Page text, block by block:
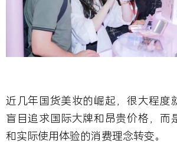
近几年国货美妆的崛起，很大程度
盲目追求国际大牌和昂贵价格，而
和实际使用体验的消费理念转变。